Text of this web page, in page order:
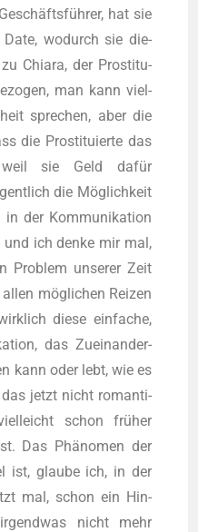
hat sie
wodurch sie die­
Chia­ra, der Pro­sti­tu­
man kann viel­
spre­chen, aber die
die Pro­sti­tu­ier­te das
sie Geld dafür
die Mög­lich­keit
in der Kom­mu­ni­ka­ti­on
ich den­ke mir mal,
Pro­blem unse­rer Zeit
mög­li­chen Rei­zen
die­se ein­fa­che,
das Zuein­an­der-
kann oder lebt, wie es
jetzt nicht roman­ti­
schon frü­her
Das Phä­no­men der
ist, glau­be ich, in der
mal, schon ein Hin­
nicht mehr